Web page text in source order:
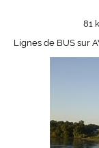
81
Lignes de BUS sur